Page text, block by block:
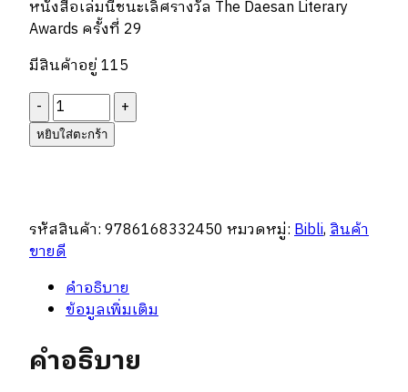
หนังสือเล่มนี้ชนะเลิศรางวัล The Daesan Literary
Awards ครั้งที่ 29
มีสินค้าอยู่ 115
จำนวน
เธอ
ผู้
สว่างไสว
ชิ้น
หยิบใส่ตะกร้า
รหัสสินค้า:9786168332450 หมวดหมู่:Bibli,สินค้า
ขายดี
คำอธิบาย
ข้อมูลเพิ่มเติม
คำอธิบาย